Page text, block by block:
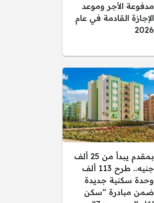
مدفوعة الأجر وموعد
الإجازة القادمة في عام
2026
بمقدم يبدأ من 25 ألف
جنيه.. طرح 113 ألف
وحدة سكنية جديدة
ضمن مبادرة “سكن